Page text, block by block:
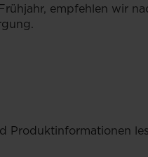
empfehlen wir